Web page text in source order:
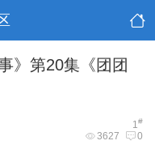
》第20集《团团
1#
3627 0